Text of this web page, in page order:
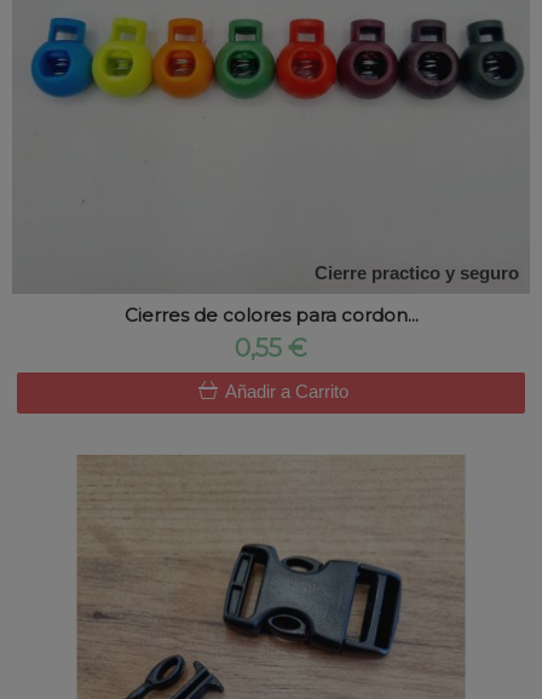
Cierre practico y seguro
Cierres de colores para cordon...
0,55 €
Añadir a Carrito